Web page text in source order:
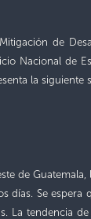
de
Nacional
la siguiente
de
Se
La tendencia